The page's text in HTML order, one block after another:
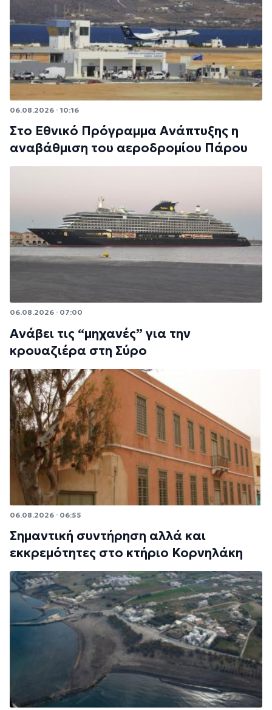
06.08.2026 · 10:16
Στο Εθνικό Πρόγραμμα Ανάπτυξης η
αναβάθμιση του αεροδρομίου Πάρου
06.08.2026 · 07:00
Ανάβει τις “μηχανές” για την
κρουαζιέρα στη Σύρο
06.08.2026 · 06:55
Σημαντική συντήρηση αλλά και
εκκρεμότητες στο κτήριο Κορνηλάκη